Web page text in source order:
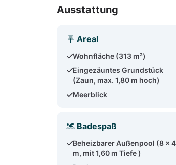
Ausstattung
Areal
Wohnfläche (313 m²)
Eingezäuntes Grundstück
(Zaun, max. 1,80 m hoch)
Meerblick
Badespaß
Beheizbarer Außenpool (8 x 4
m, mit 1,60 m Tiefe )